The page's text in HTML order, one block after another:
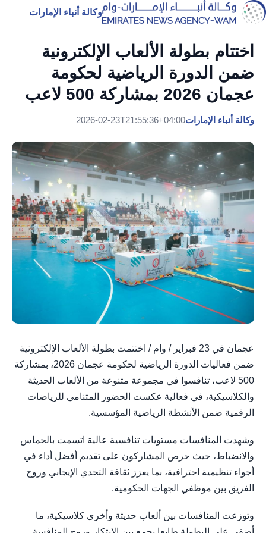
وكالة أنباء الإمارات
اختتام بطولة الألعاب الإلكترونية
ضمن الدورة الرياضية لحكومة
عجمان 2026 بمشاركة 500 لاعب
وكالة أنباء الإمارات2026-02-23T21:55:36+04:00
عجمان في 23 فبراير / وام / اختتمت بطولة الألعاب الإلكترونية
ضمن فعاليات الدورة الرياضية لحكومة عجمان 2026، بمشاركة
500 لاعب، تنافسوا في مجموعة متنوعة من الألعاب الحديثة
والكلاسيكية، في فعالية عكست الحضور المتنامي للرياضات
الرقمية ضمن الأنشطة الرياضية المؤسسية.
وشهدت المنافسات مستويات تنافسية عالية اتسمت بالحماس
والانضباط، حيث حرص المشاركون على تقديم أفضل أداء في
أجواء تنظيمية احترافية، بما يعزز ثقافة التحدي الإيجابي وروح
الفريق بين موظفي الجهات الحكومية.
وتوزعت المنافسات بين ألعاب حديثة وأخرى كلاسيكية، ما